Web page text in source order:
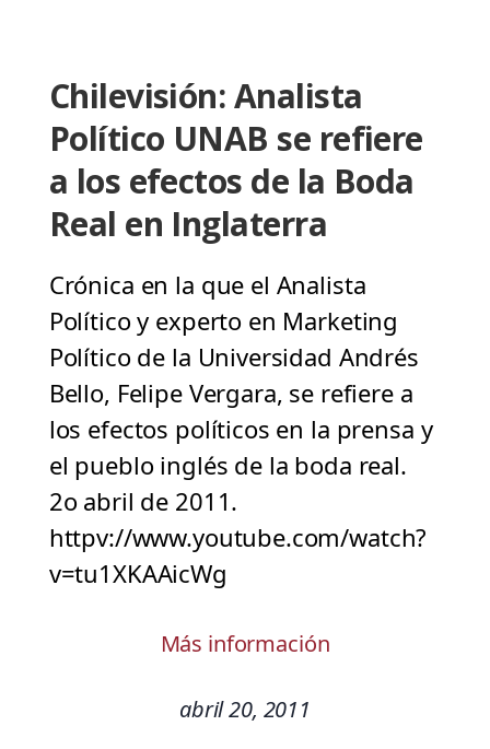
Chilevisión: Analista
Político UNAB se refiere
a los efectos de la Boda
Real en Inglaterra
Crónica en la que el Analista
Político y experto en Marketing
Político de la Universidad Andrés
Bello, Felipe Vergara, se refiere a
los efectos políticos en la prensa y
el pueblo inglés de la boda real.
2o abril de 2011.
httpv://www.youtube.com/watch?
v=tu1XKAAicWg
Más información
abril 20, 2011